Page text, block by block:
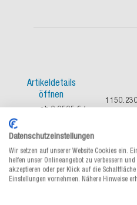
Artikeldetails
öffnen
ab 0,0505 €/
1150.230
Datenschutzeinstellungen
Wir setzen auf unserer Website Cookies ein.
helfen unser Onlineangebot zu verbessern
akzeptieren oder per Klick auf die
Einstellungen vornehmen. Nähere Hinweise